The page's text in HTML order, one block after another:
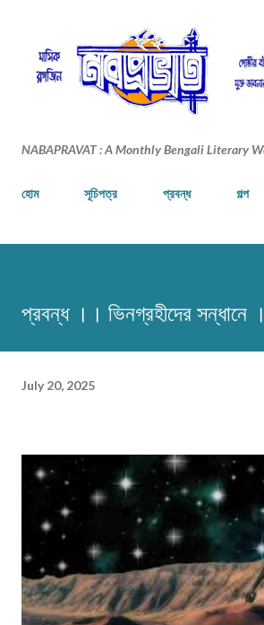
NABAPRAVAT : A Monthly Bengali Literary
হোম সূচিপত্র প্রবন্ধ গল্প
প্রবন্ধ ।। ভিনগ্রহীদের সন্ধানে
July 20, 2025